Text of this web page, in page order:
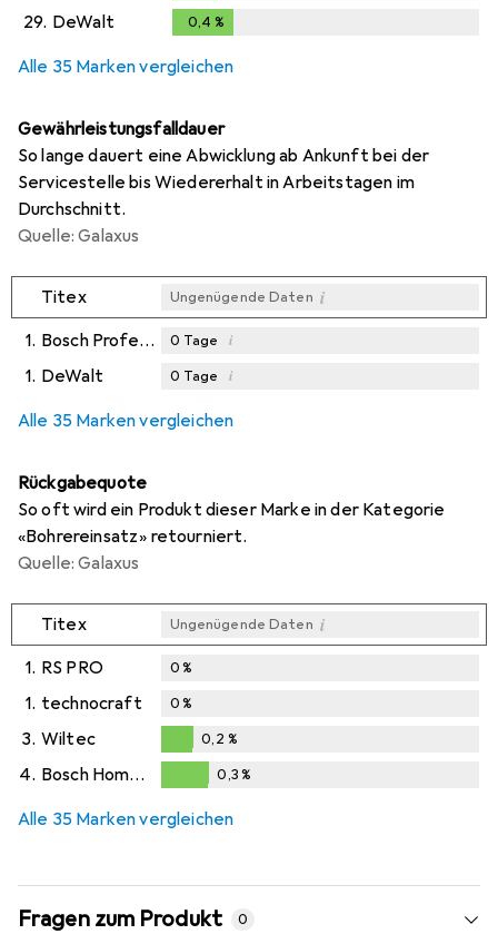
0,3%
29. DeWalt 0,4 %
Alle 35 Marken vergleichen
Gewährleistungsfalldauer
So lange dauert eine Abwicklung ab Ankunft bei der
Servicestelle bis Wiedererhalt in Arbeitstagen im
Durchschnitt.
Quelle: Galaxus
Titex Ungenügende Daten i
1. Bosch Professional Zubehör 0 Tage i
1. DeWalt 0 Tage i
Alle 35 Marken vergleichen
Rückgabequote
So oft wird ein Produkt dieser Marke in der Kategorie
«Bohrereinsatz» retourniert.
Quelle: Galaxus
Titex Ungenügende Daten i
1. RS PRO 0%
1. technocraft 0%
3. Wiltec
0,2%
0,2 %
4. Bosch Home & Garden 0,3%
Alle 35 Marken vergleichen
Fragen zum Produkt 0